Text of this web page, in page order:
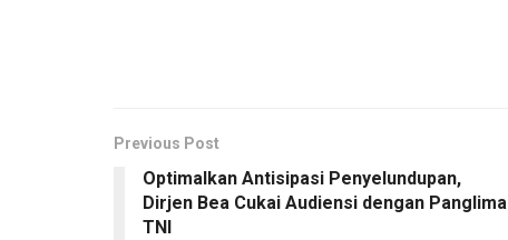
Previous Post
Optimalkan Antisipasi Penyelundupan,
Dirjen Bea Cukai Audiensi dengan Panglima
TNI